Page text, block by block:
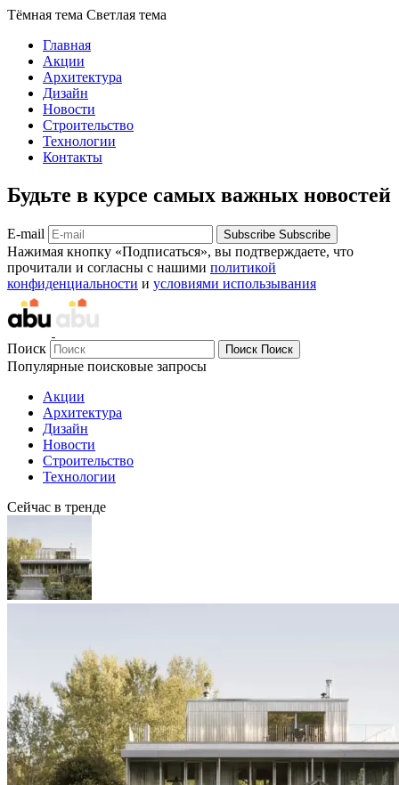
Тёмная тема Светлая тема
Главная
Акции
Архитектура
Дизайн
Новости
Строительство
Технологии
Контакты
Будьте в курсе самых важных новостей
E-mail Subscribe Subscribe
Нажимая кнопку «Подписаться», вы подтверждаете, что
прочитали и согласны с нашими политикой
конфиденциальности и условиями использывания
Поиск Поиск Поиск
Популярные поисковые запросы
Акции
Архитектура
Дизайн
Новости
Строительство
Технологии
Сейчас в тренде